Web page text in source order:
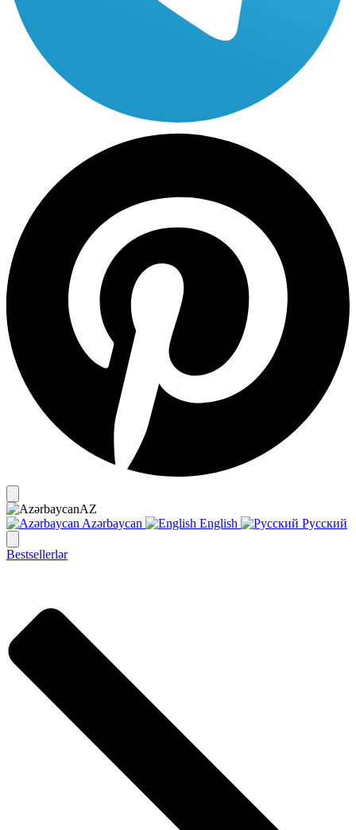
AZ
Azərbaycan
English Русский
Bestsellerlər